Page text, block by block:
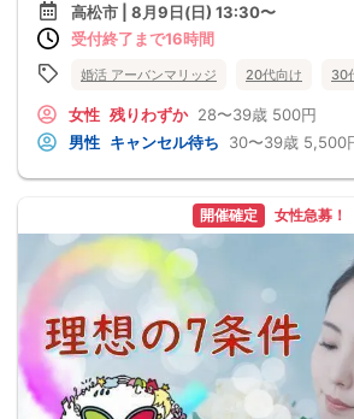
高松市 | 8月9日(日) 13:30〜
受付終了まで16時間
婚活 アーバンマリッジ 20代向け 30
女性 残りわずか 28〜39歳 500円
男性 キャンセル待ち 30〜39歳 5,500
開催確定 女性急募！